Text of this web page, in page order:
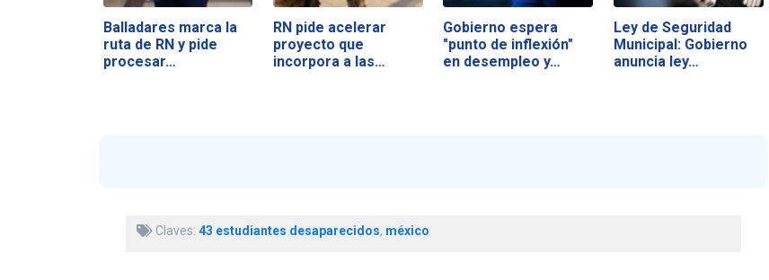
Balladares marca la
ruta de RN y pide
procesar…
RN pide acelerar
proyecto que
incorpora a las…
Gobierno espera
"punto de inflexión"
en desempleo y…
Ley de Seguridad
Municipal: Gobierno
anuncia ley…
Claves: 43 estudiantes desaparecidos, méxico